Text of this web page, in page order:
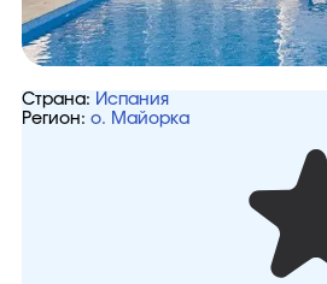
Страна: Испания
Регион: о. Майорка